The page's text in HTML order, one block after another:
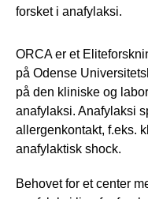
forsket i anafylaksi.
ORCA er et
på Odense
på den kliniske og
anafylaksi. Anafylaksi
allergenkontakt, f.eks.
anafylaktisk shock.
Behovet for et center